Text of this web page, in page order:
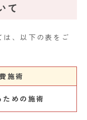
て
、以下の表をご
施術
めの施術